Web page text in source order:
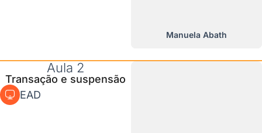
Manuela Abath
Aula 2
Transação e suspensão
EAD